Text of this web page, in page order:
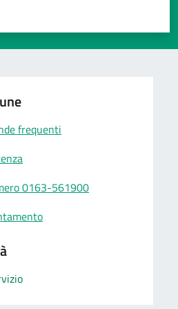
su 5
su 5
5
frequenti
0163-561900